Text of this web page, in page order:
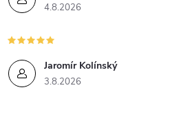
4.8.2026
Jaromír Kolínský
3.8.2026